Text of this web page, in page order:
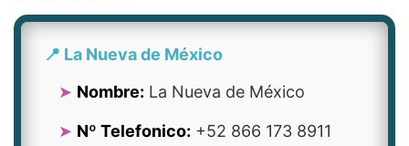
📍 La Nueva de México
Nombre: La Nueva de México
Nº Telefonico: +52 866 173 8911